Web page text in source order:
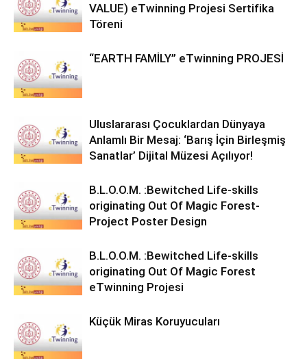
VALUE) eTwinning Projesi Sertifika
Töreni
“EARTH FAMİLY” eTwinning PROJESİ
Uluslararası Çocuklardan Dünyaya
Anlamlı Bir Mesaj: ‘Barış İçin Birleşmiş
Sanatlar’ Dijital Müzesi Açılıyor!
B.L.O.O.M. :Bewitched Life-skills
originating Out Of Magic Forest-
Project Poster Design
B.L.O.O.M. :Bewitched Life-skills
originating Out Of Magic Forest
eTwinning Projesi
Küçük Miras Koruyucuları